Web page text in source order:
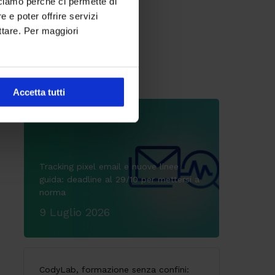
e poter offrire servizi
Per maggiori
Accetta tutti
Articoli più letti
Tracking pixel email e nuove linee
guida: deadline al 29/10 per mettersi a
norma
9 Luglio 2026
CodyLab, formazione senza confini: